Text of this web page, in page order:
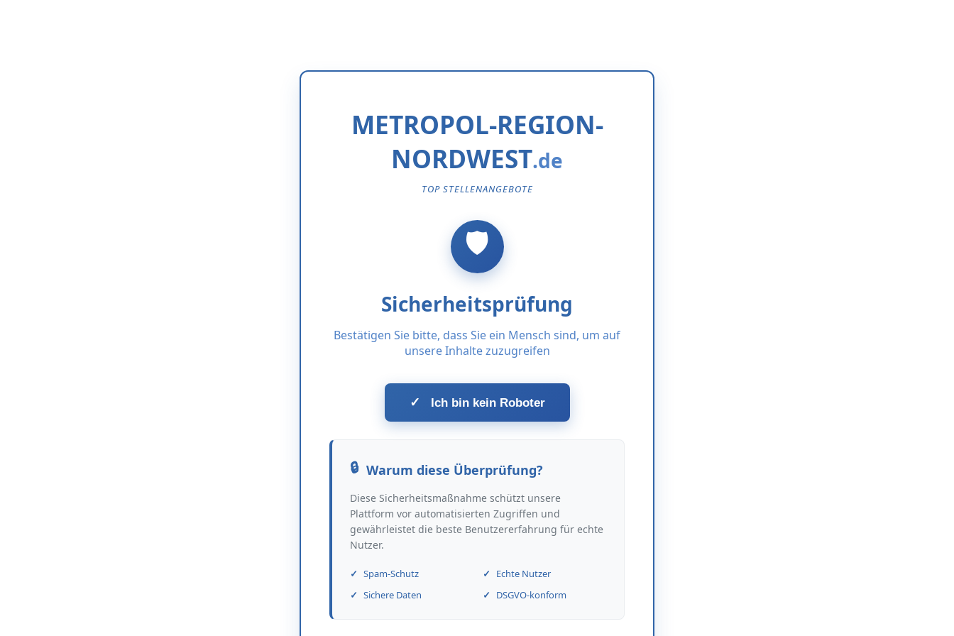
METROPOL-REGION-
NORDWEST
TOP STELLENANGEBOTE
Sicherheitsprüfung
Bestätigen Sie bitte, dass Sie ein Mensch sind, um auf
unsere Inhalte zuzugreifen
✓ Ich bin kein Roboter
Warum diese Überprüfung?
Diese Sicherheitsmaßnahme schützt unsere
Plattform vor automatisierten Zugriffen und
gewährleistet die beste Benutzererfahrung für echte
Nutzer.
Spam-Schutz
Echte Nutzer
Sichere Daten
DSGVO-konform